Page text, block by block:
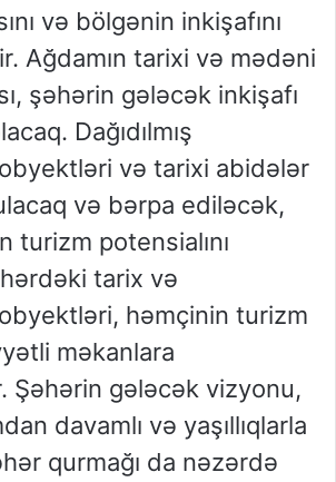
və bölgənin inkişafını
Ağdamın tarixi və mədəni
şəhərin gələcək inkişafı
Dağıdılmış
və tarixi abidələr
və bərpa ediləcək,
turizm potensialını
tarix və
həmçinin turizm
məkanlara
Şəhərin gələcək vizyonu,
davamlı və yaşıllıqlarla
qurmağı da nəzərdə